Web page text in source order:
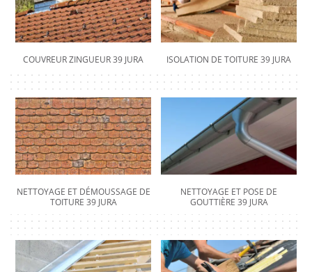
COUVREUR ZINGUEUR 39 JURA ISOLATION DE TOITURE 39 JURA
NETTOYAGE ET DÉMOUSSAGE DE
TOITURE 39 JURA
NETTOYAGE ET POSE DE
GOUTTIÈRE 39 JURA